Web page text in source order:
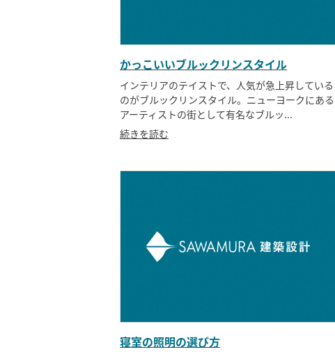
かっこいいブルックリンスタイル
インテリアのテイストで、人気が急上昇している
のがブルックリンスタイル。ニューヨークにある
アーティストの街として有名なブルッ...
続きを読む
寝室の照明の選び方